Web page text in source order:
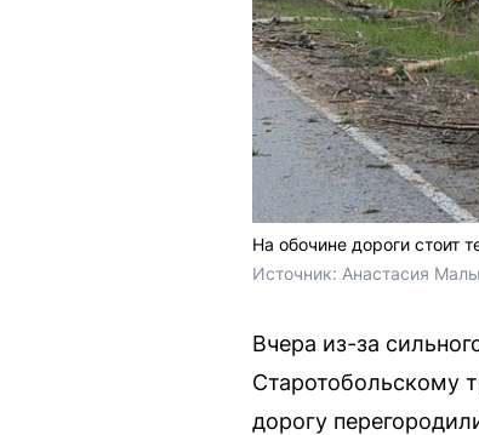
На обочине дороги стоит
Источник: Анастасия
Вчера из-за
Старотобольскому
дорогу